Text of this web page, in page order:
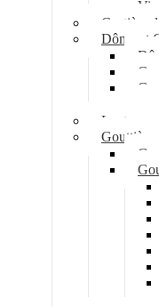
Vis
Costière
Dôme et
Lanterneau
Gouttière